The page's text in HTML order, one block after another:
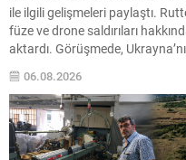
ile ilgili gelişmeleri paylaştı.
füze ve drone saldırıları
aktardı. Görüşmede,
müttefiklerle koordinasyonun
için ittifak...
06.08.2026